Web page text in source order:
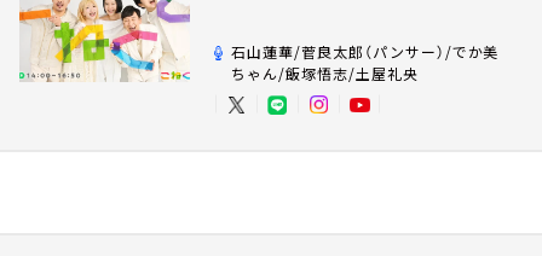
石山蓮華/菅良太郎（パンサー）/でか美
ちゃん/飯塚悟志/土屋礼央